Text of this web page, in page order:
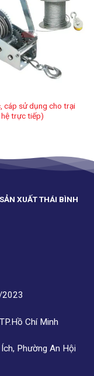
cáp sử dụng cho trại
hệ trực tiếp)
XUẤT THÁI BÌNH
2023
Chí Minh
Phường An Hội